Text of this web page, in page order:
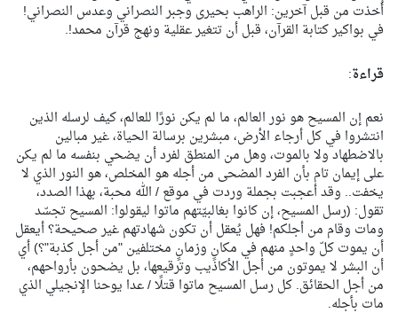
أُخذت من قبل آخرين: الراهب بحيرى وجبر النصراني وعدس النصراني!
في بواكير كتابة القرآن، قبل أن تتغير عقلية ونهج قرآن محمد!.
قراءة:
نعم إن المسيح هو نور العالم، ما لم يكن نورًا للعالم، كيف لرسله الذين
انتشروا في كل أرجاء الأرض، مبشرين برسالة الحياة، غير مبالين
بالاضطهاد ولا بالموت، وهل من المنطق لفرد أن يضحي بنفسه ما لم يكن
على إيمان تام بأن الفرد المضحى من أجله هو المخلص، هو النور الذي لا
يخفت.. وقد أعجبت بجملة وردت في موقع / الله محبة، بهذا الصدد،
تقول: (رسل المسيح، إن كانوا بغالبيّتهم ماتوا ليقولوا: المسيح تجسّد
ومات وقام من أجلكم! فهل يُعقل أن تكون شهادتهم غير صحيحة؟ أيعقل
أن يموت كلّ واحدٍ منهم في مكانٍ وزمانٍ مختلفين "من أجل كذبة"؟) أي
أن البشر لا يموتون من أجل الأكاذيب وترقيعها، بل يضحون بأرواحهم،
من أجل الحقائق. كل رسل المسيح ماتوا قتلًا / عدا يوحنا الإنجيلي الذي
مات بأجله.